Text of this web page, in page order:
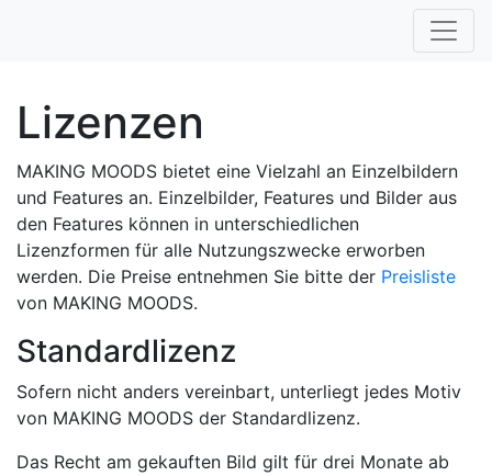
Lizenzen
MAKING MOODS bietet eine Vielzahl an Einzelbildern
und Features an. Einzelbilder, Features und Bilder aus
den Features können in unterschiedlichen
Lizenzformen für alle Nutzungszwecke erworben
werden. Die Preise entnehmen Sie bitte der Preisliste
von MAKING MOODS.
Standardlizenz
Sofern nicht anders vereinbart, unterliegt jedes Motiv
von MAKING MOODS der Standardlizenz.
Das Recht am gekauften Bild gilt für drei Monate ab